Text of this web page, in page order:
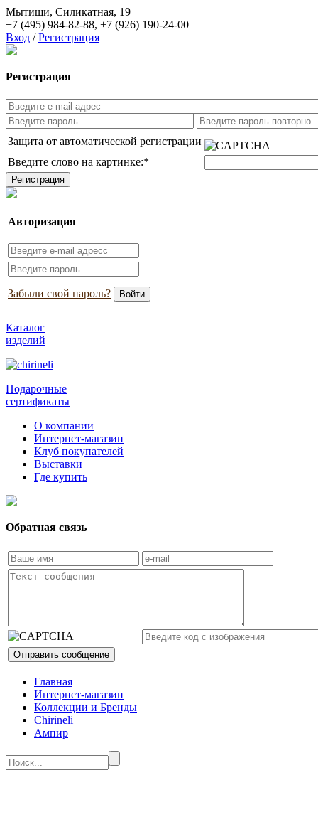
Мытищи, Силикатная, 19
+7 (495) 984-82-88, +7 (926) 190-24-00
Вход / Регистрация
Регистрация
Защита от автоматической регистрации
Введите слово на картинке:*
Авторизация
Забыли свой пароль?
Каталог
изделий
Подарочные
сертификаты
О компании
Интернет-магазин
Клуб покупателей
Выставки
Где купить
Обратная связь
Главная
Интернет-магазин
Коллекции и Бренды
Chirineli
Ампир